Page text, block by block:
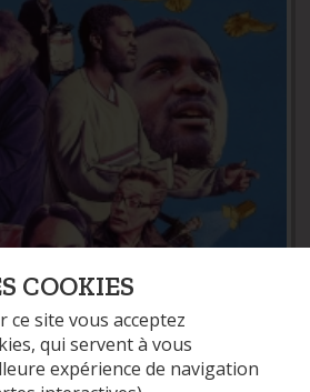
COOKIES
ce site vous acceptez
qui servent à vous
expérience de navigation